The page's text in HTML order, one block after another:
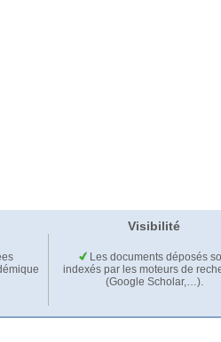
Visibilité
Les documents déposés
indexés par les moteurs de
(Google Scholar,…).